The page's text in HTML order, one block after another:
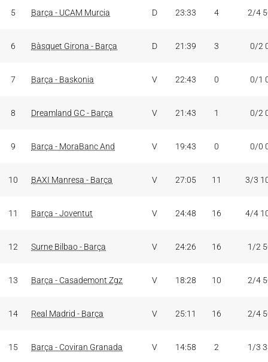
5 Barça - UCAM Murcia D 23:33 4 2/4
6 Bàsquet Girona - Barça D 21:39 3 0/2
7 Barça - Baskonia V 22:43 0 0/1
8 Dreamland GC - Barça V 21:43 1 0/2
9 Barça - MoraBanc And V 19:43 0 0/0
10 BAXI Manresa - Barça V 27:05 11 3/3
11 Barça - Joventut V 24:48 16 4/4
12 Surne Bilbao - Barça V 24:26 16 1/2
13 Barça - Casademont Zgz V 18:28 10 2/4
14 Real Madrid - Barça V 25:11 16 2/4
15 Barça - Coviran Granada V 14:58 2 1/3